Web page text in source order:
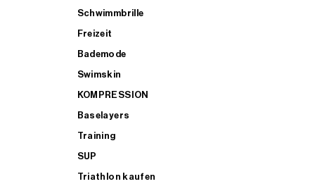
Schwimmbrille
Freizeit
Bademode
Swimskin
KOMPRESSION
Baselayers
Training
SUP
Triathlon kaufen